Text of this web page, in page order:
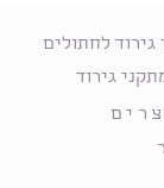
גירוד לחתולים
גירוד